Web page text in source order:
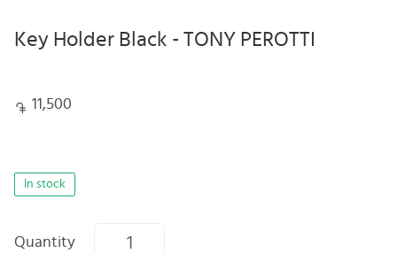
Key Holder Black - TONY PEROTTI
11,500
In stock
Quantity